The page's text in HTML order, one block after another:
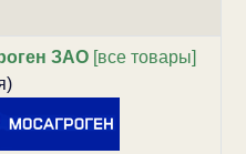
ЗАО[все товары]